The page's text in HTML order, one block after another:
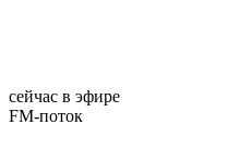
сейчас в эфире
FM-поток